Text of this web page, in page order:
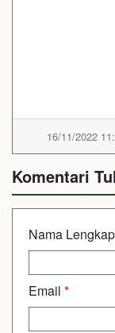
16/11/2022
Komentari
Nama Lengkap
Email *